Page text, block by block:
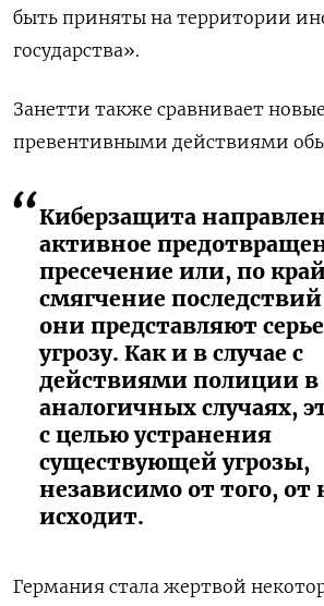
быть приняты на территории
государства».
Занетти также сравнивает
превентивными действиями
Киберзащита
активное
пресечение или, по
смягчение последствий
они представляют
угрозу. Как и в случае с
действиями полиции в
аналогичных случаях,
с целью устранения
существующей угрозы,
независимо от того, от
исходит.
Германия стала жертвой